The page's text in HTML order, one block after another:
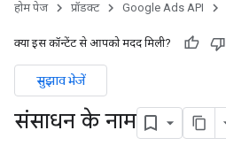
होम पेज प्रॉडक्ट Google Ads API
क्या इस कॉन्टेंट से आपको मदद मिली?
सुझाव भेजें
संसाधन के नाम